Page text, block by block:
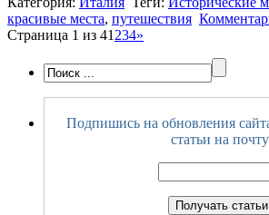
красивые места, путешествия
Страница 1 из 41 234»
Подпишись на обновления
статьи на